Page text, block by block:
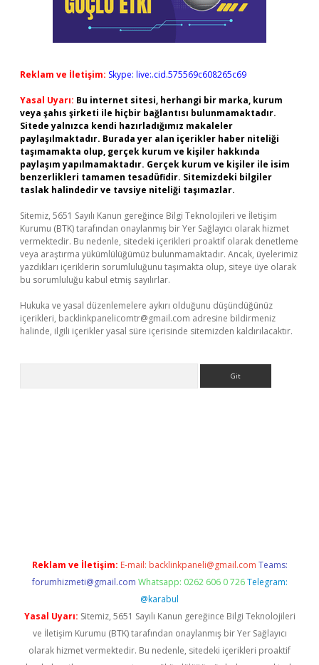
Reklam ve İletişim: Skype: live:.cid.575569c608265c69
Yasal Uyarı: Bu internet sitesi, herhangi bir marka, kurum
veya şahıs şirketi ile hiçbir bağlantısı bulunmamaktadır.
Sitede yalnızca kendi hazırladığımız makaleler
paylaşılmaktadır. Burada yer alan içerikler haber niteliği
taşımamakta olup, gerçek kurum ve kişiler hakkında
paylaşım yapılmamaktadır. Gerçek kurum ve kişiler ile isim
benzerlikleri tamamen tesadüfidir. Sitemizdeki bilgiler
taslak halindedir ve tavsiye niteliği taşımazlar.
Sitemiz, 5651 Sayılı Kanun gereğince Bilgi Teknolojileri ve İletişim
Kurumu (BTK) tarafından onaylanmış bir Yer Sağlayıcı olarak hizmet
vermektedir. Bu nedenle, sitedeki içerikleri proaktif olarak denetleme
veya araştırma yükümlülüğümüz bulunmamaktadır. Ancak, üyelerimiz
yazdıkları içeriklerin sorumluluğunu taşımakta olup, siteye üye olarak
bu sorumluluğu kabul etmiş sayılırlar.
Hukuka ve yasal düzenlemelere aykırı olduğunu düşündüğünüz
içerikleri, backlinkpanelicomtr@gmail.com adresine bildirmeniz
halinde, ilgili içerikler yasal süre içerisinde sitemizden kaldırılacaktır.
Reklam ve İletişim: E-mail: backlinkpaneli@gmail.com Teams:
forumhizmeti@gmail.com Whatsapp: 0262 606 0 726 Telegram:
@karabul
Yasal Uyarı: Sitemiz, 5651 Sayılı Kanun gereğince Bilgi Teknolojileri
ve İletişim Kurumu (BTK) tarafından onaylanmış bir Yer Sağlayıcı
olarak hizmet vermektedir. Bu nedenle, sitedeki içerikleri proaktif